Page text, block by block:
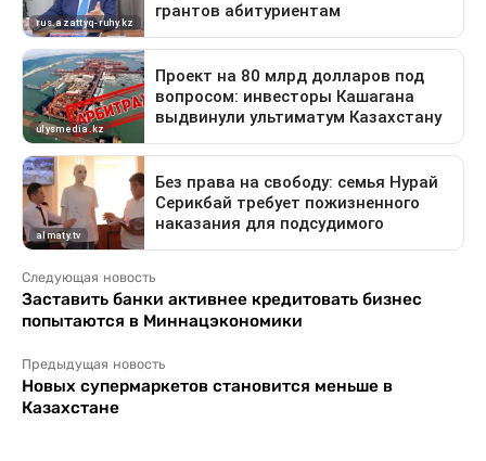
Следующая новость
Заставить банки активнее кредитовать бизнес
попытаются в Миннацэкономики
Предыдущая новость
Новых супермаркетов становится меньше в
Казахстане